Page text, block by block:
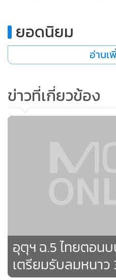
ยอดนิยม
อ่านเ
ข่าวที่เกี่ยวข้อง
อุตุฯ ฉ.5 ไทยตอน
เตรียมรับลมหนาว